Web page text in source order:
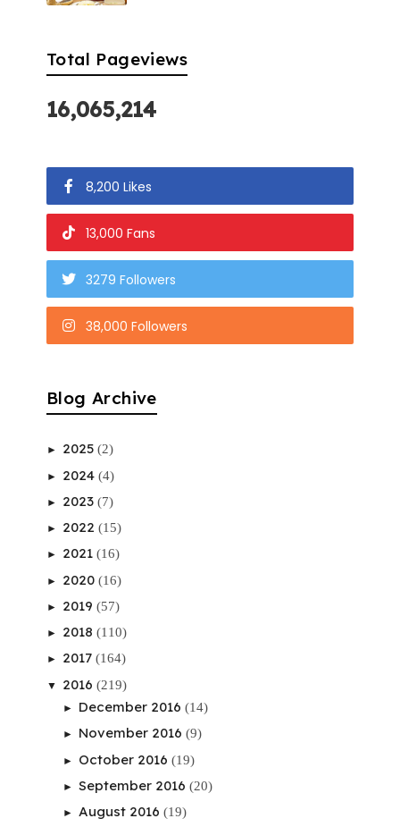
Total Pageviews
16,065,214
8,200 Likes
13,000 Fans
3279 Followers
38,000 Followers
Blog Archive
► 2025 (2)
► 2024 (4)
► 2023 (7)
► 2022 (15)
► 2021 (16)
► 2020 (16)
► 2019 (57)
► 2018 (110)
► 2017 (164)
▼ 2016 (219)
► December 2016 (14)
► November 2016 (9)
► October 2016 (19)
► September 2016 (20)
► August 2016 (19)